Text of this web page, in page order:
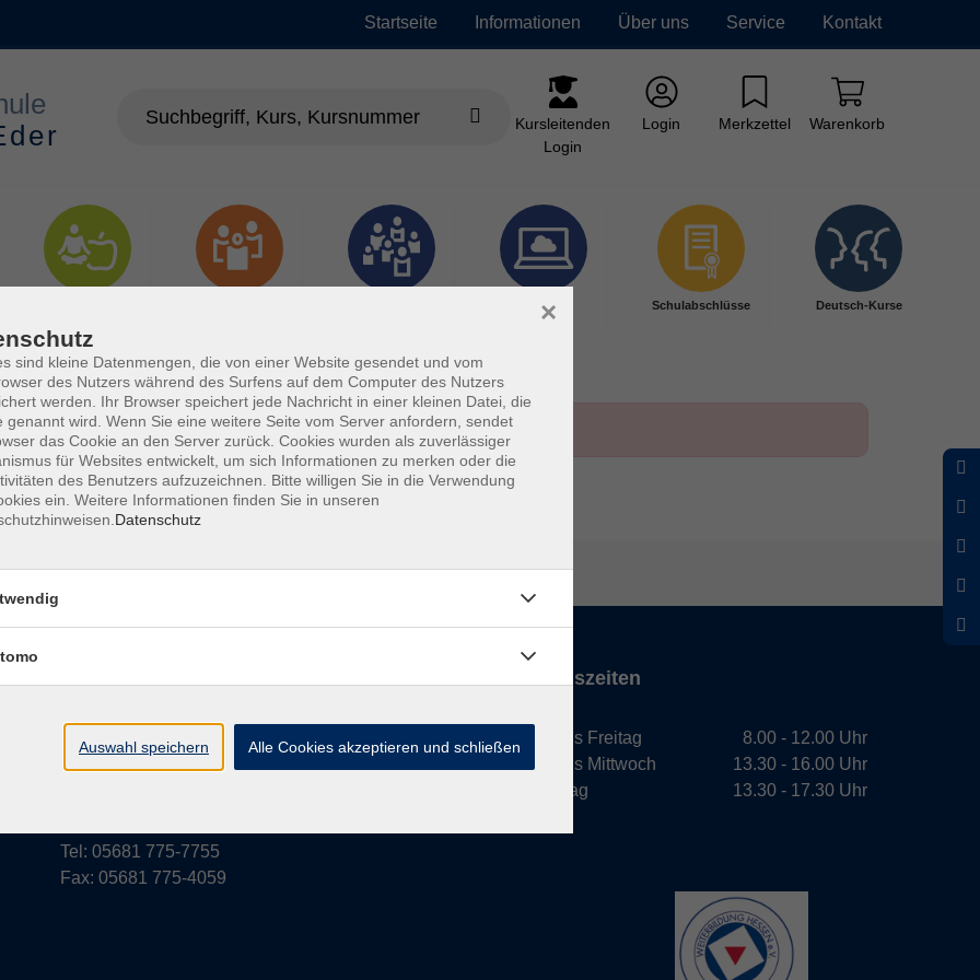
Startseite Informationen Über uns Service Kontakt
Kursleitenden
Login
Login Merkzettel Warenkorb
Digitales
Lernen
Schulabschlüsse Deutsch-Kurse
Barrierefreiheit Widerruf
Parkstraße 6
34576 Homberg (Efze)
Tel: 05681 775-7755
Fax: 05681 775-4059
Öffnungszeiten
Montag bis Freitag
Montag bis Mittwoch
Donnerstag
8.00 - 12.00 Uhr
13.30 - 16.00 Uhr
13.30 - 17.30 Uhr
sind kleine Datenmengen, die von einer Website gesendet und vom
des Nutzers während des Surfens auf dem Computer des Nutzers
werden. Ihr Browser speichert jede Nachricht in einer kleinen Datei, die
genannt wird. Wenn Sie eine weitere Seite vom Server anfordern, sendet
das Cookie an den Server zurück. Cookies wurden als zuverlässiger
für Websites entwickelt, um sich Informationen zu merken oder die
des Benutzers aufzuzeichnen. Bitte willigen Sie in die Verwendung
ein. Weitere Informationen finden Sie in unseren
Datenschutz
×
Auswahl speichern Alle Cookies akzeptieren und schließen